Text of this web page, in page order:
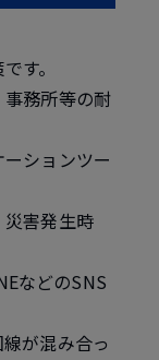
す。
務所等の耐
ションツー
害発生時
などのSNS
が混み合っ